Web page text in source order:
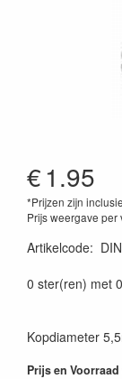
€1.95
*Prijzen zijn
Prijs weergave per
Artikelcode:
0 ster(ren) met
Kopdiameter
Prijs en